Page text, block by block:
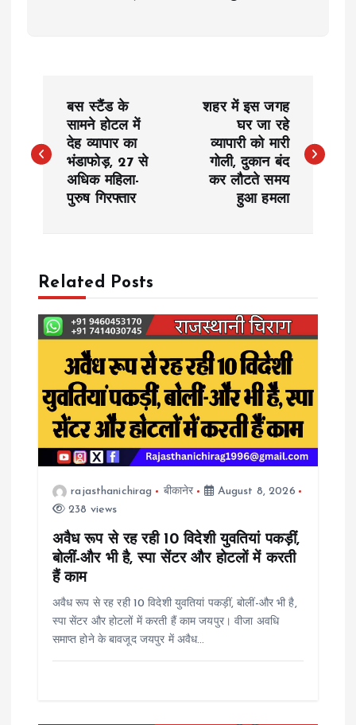
s
a
v
g
a
बस स्टैंड के
सामने होटल में
देह व्यापार का
भंडाफोड़, 27 से
अधिक महिला-
पुरुष गिरफ्तार
शहर में इस जगह
घर जा रहे
व्यापारी को मारी
गोली, दुकान बंद
कर लौटते समय
हुआ हमला
Related Posts
rajasthanichirag बीकानेर
August 8, 2026
238 views
अवैध रूप से रह रही 10 विदेशी युवतियां पकड़ीं,
बोलीं-और भी है, स्पा सेंटर और होटलों में करती
हैं काम
अवैध रूप से रह रही 10 विदेशी युवतियां पकड़ीं, बोलीं-और भी है,
स्पा सेंटर और होटलों में करती हैं काम जयपुर। वीजा अवधि
समाप्त होने के बावजूद जयपुर में अवैध…